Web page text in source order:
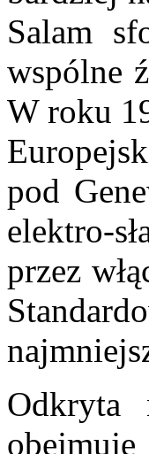
Salam
wspólne
W roku
pod
elektro-
przez
Odkryta